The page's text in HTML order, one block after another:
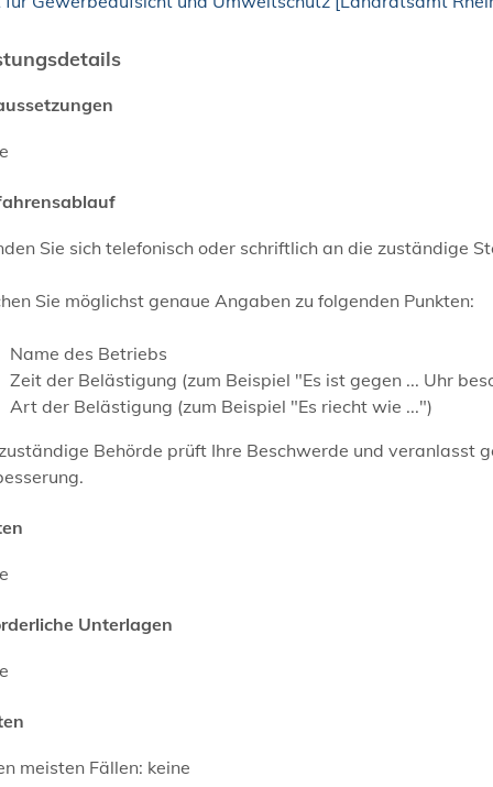
Sie sich telefonisch oder schriftlich an die zuständige
Sie möglichst genaue Angaben zu folgenden Punkten:
Name des Betriebs
Zeit der Belästigung (zum Beispiel "Es ist gegen ... Uhr
Art der Belästigung (zum Beispiel "Es riecht wie ...")
Behörde prüft Ihre Beschwerde und veranlasst
Unterlagen
meisten Fällen: keine